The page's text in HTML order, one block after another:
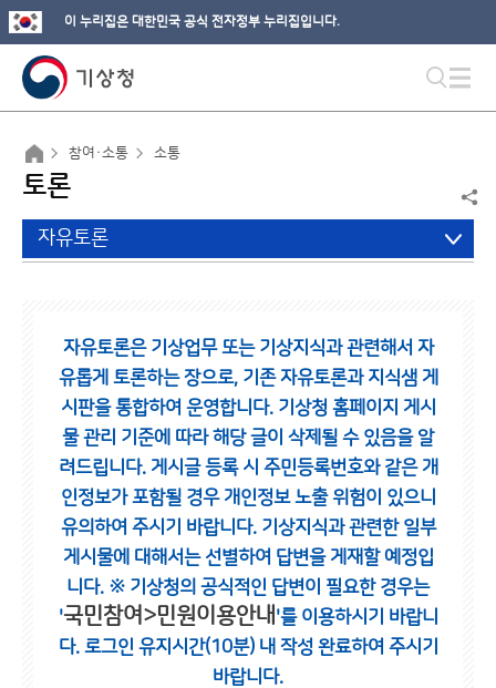
이 누리집은 대한민국 공식 전자정부 누리집입니다.
참여·소통 소통
토론
자유토론
자유토론은 기상업무 또는 기상지식과 관련해서 자
유롭게 토론하는 장으로, 기존 자유토론과 지식샘 게
시판을 통합하여 운영합니다. 기상청 홈페이지 게시
물 관리 기준에 따라 해당 글이 삭제될 수 있음을 알
려드립니다. 게시글 등록 시 주민등록번호와 같은 개
인정보가 포함될 경우 개인정보 노출 위험이 있으니
유의하여 주시기 바랍니다. 기상지식과 관련한 일부
게시물에 대해서는 선별하여 답변을 게재할 예정입
니다. ※ 기상청의 공식적인 답변이 필요한 경우는
'국민참여>민원이용안내 '를 이용하시기 바랍니
다. 로그인 유지시간(10분) 내 작성 완료하여 주시기
바랍니다.